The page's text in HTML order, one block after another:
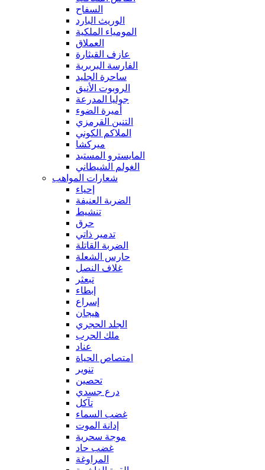
السفاح
الوريث البارد
المومياء الملكية
العملاق
عازف القيثارة
الفارسة البربرية
ساحرة الجليد
الروبوت الأنيق
جوليا المدرعة
أميرة الضوء
التنين القرمزي
الملاكم الكوني
ميركشا
المايسترو المستبد
الغولم الشيطاني
شعارات المواهب
إحياء
الضربة العنيفة
تنشيط
حرق
تدمير ذاتي
الضربة القاتلة
حارس الشعلة
غلاف النصل
تبعثر
إبطاء
إسراع
هيجان
الجلد الحجري
ملك الحرب
عناد
امتصاص الحياة
تنوير
تحصين
درع جسدي
تآكل
غضب السماء
إدانة الموت
موجة سحرية
غضب حاد
المراوغة